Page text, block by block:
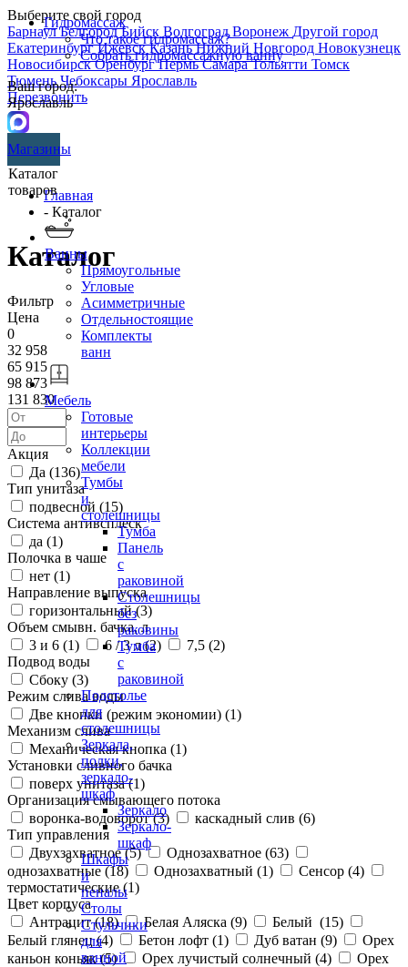
Выберите свой город
БарнаулБелгородБийск ВолгоградВоронеж Другой город
ЕкатеринбургИжевскКазаньНижний Новгород Новокузнецк
НовосибирскОренбургПермьСамараТольятти Томск
ТюменьЧебоксары Ярославль
Перезвонить
Гидромассаж
Что такое гидромассаж?
Собрать гидромассажную ванну
Ваш город:
Ярославль
Магазины
Каталог
товаров
Ванны
Прямоугольные
Угловые
Асимметричные
Отдельностоящие
Комплекты
ванн
Мебель
Готовые
интерьеры
Коллекции
мебели
Тумбы
и
столешницы
Тумба
Панель
с
раковиной
Столешницы
без
раковины
Тумба
с
раковиной
Подстолье
для
столешницы
Зеркала,
полки,
зеркало-
шкаф
Зеркало
Зеркало-
шкаф
Шкафы
и
пеналы
Столы
Стульчики
для
ванной
Главная
- Каталог
Каталог
Фильтр
Цена
0
32 958
65 915
98 873
131 830
Акция
Да (136)
Тип унитаза
подвесной (15)
Система антивсплеск
да (1)
Полочка в чаше
нет (1)
Направление выпуска
горизонтальный (3)
Объем смывн. бачка, л
3 и 6 (1) 6 / 3 л (2) 7,5 (2)
Подвод воды
Сбоку (3)
Режим слива воды
Две кнопки (режим экономии) (1)
Механизм слива
Механическая кнопка (1)
Установки сливного бачка
поверх унитаза (1)
Организация смывающего потока
воронка-водоворот (3) каскадный слив (6)
Тип управления
Двухзахватное (5) Однозахватное (63)
однозахватные (18) Однозахватный (1) Сенсор (4)
термостатические (1)
Цвет корпуса
Антрацит (18) Белая Аляска (9) Белый (15)
Белый глянец (4) Бетон лофт (1) Дуб ватан (9)
Орех
каньон коньяк (5) Орех лучистый солнечный (4)
Орех